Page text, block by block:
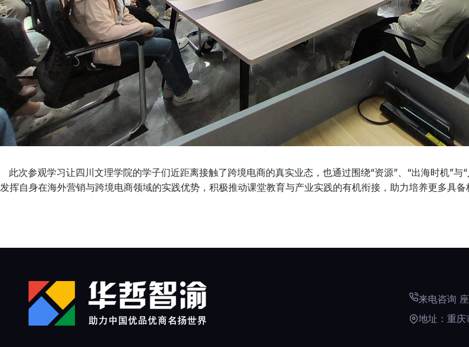
此次参观学习让四川文理学院的学子们近距离接触了跨境电商的真实业态，也通过围绕“资源”、“出海时机”
发挥自身在海外营销与跨境电商领域的实践优势，积极推动课堂教育与产业实践的有机衔接，助力培养更多具
来电咨询 座
地址：重